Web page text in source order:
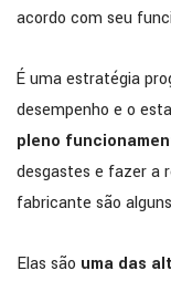
acordo com seu
É uma estratégia
desempenho e o
pleno
desgastes e fazer a
fabricante são
Elas são uma das